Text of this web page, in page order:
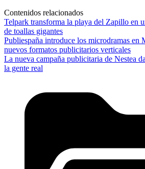
Contenidos relacionados
Telpark transforma la playa del Zapillo en
de toallas gigantes
Publiespaña introduce los microdramas en
nuevos formatos publicitarios verticales
La nueva campaña publicitaria de Nestea
la gente real